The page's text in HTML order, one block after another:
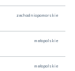
zachodniopomorskie
małopolskie
małopolskie